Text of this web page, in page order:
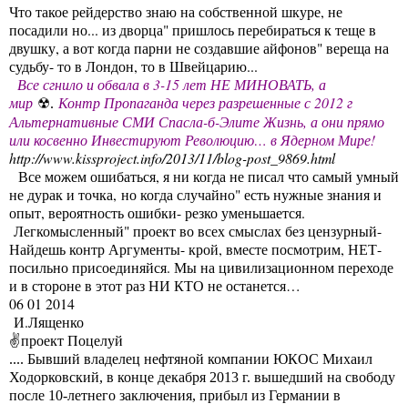
Что такое рейдерство знаю на собственной шкуре, не
посадили но... из дворца" пришлось перебираться к теще в
двушку, а вот когда парни не создавшие айфонов" вереща на
судьбу- то в Лондон, то в Швейцарию...
Все сгнило и обвала в 3-15 лет НЕ МИНОВАТЬ, а
мир ☢. Контр Пропаганда через разрешенные с 2012 г
Альтернативные СМИ Спасла-б-Элите Жизнь, а они прямо
или косвенно Инвестируют Революцию… в Ядерном Мире!
http://www.kissproject.info/2013/11/blog-post_9869.html
Все можем ошибаться, я ни когда не писал что самый умный
не дурак и точка, но когда случайно" есть нужные знания и
опыт, вероятность ошибки- резко уменьшается.
Легкомысленный" проект во всех смыслах без цензурный-
Найдешь контр Аргументы- крой, вместе посмотрим, НЕТ-
посильно присоединяйся. Мы на цивилизационном переходе
и в стороне в этот раз НИ КТО не останется…
06 01 2014
И.Лященко
✌проект Поцелуй
.... Бывший владелец нефтяной компании ЮКОС Михаил
Ходорковский, в конце декабря 2013 г. вышедший на свободу
после 10-летнего заключения, прибыл из Германии в